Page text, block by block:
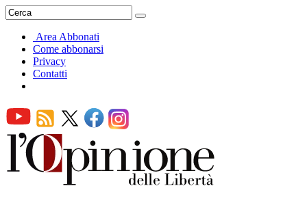
Area Abbonati
Come abbonarsi
Privacy
Contatti